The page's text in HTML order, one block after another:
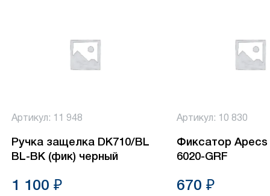
Артикул: 11 948
Ручка защелка DK710/BL
BL-BK (фик) черный
1 100 ₽
Артикул: 10 830
Фиксатор Apecs
6020-GRF
670 ₽